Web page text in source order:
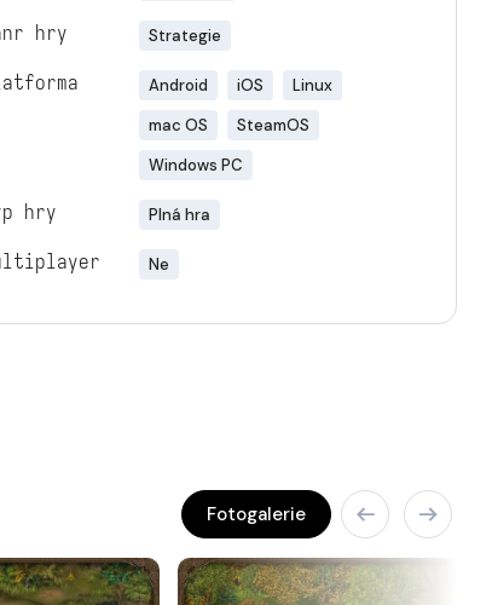
hry Strategie
Android iOS
Linux
mac OS
SteamOS
Windows PC
hry Plná hra
Ne
Fotogalerie